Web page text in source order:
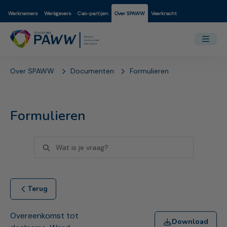
Werknemers Werkgevers Cao-partijen Over SPAWW Veerkracht
Over SPAWW Documenten Formulieren
Formulieren
Terug
Overeenkomst tot
Download